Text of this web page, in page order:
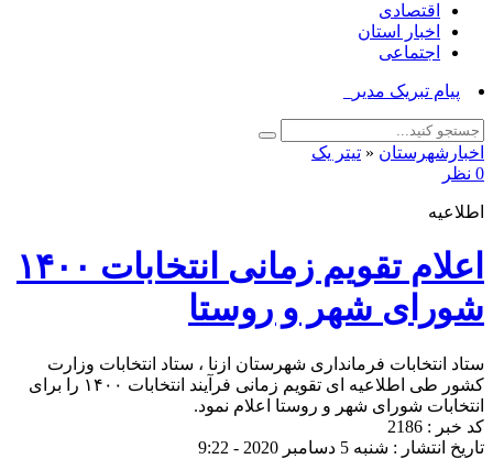
اقتصادی
اخبار استان
اجتماعی
پیام تبریک مدیر جهاد کش_
اخبارشهرستان « تیتر یک
0 نظر
اطلاعیه
اعلام تقویم زمانی انتخابات ۱۴۰۰
شورای شهر و روستا
ستاد انتخابات فرمانداری شهرستان ازنا ، ستاد انتخابات وزارت
کشور طی اطلاعیه ای تقویم زمانی فرآیند انتخابات ۱۴۰۰ را برای
انتخابات شورای شهر و روستا اعلام نمود.
کد خبر : 2186
تاریخ انتشار : شنبه 5 دسامبر 2020 - 9:22